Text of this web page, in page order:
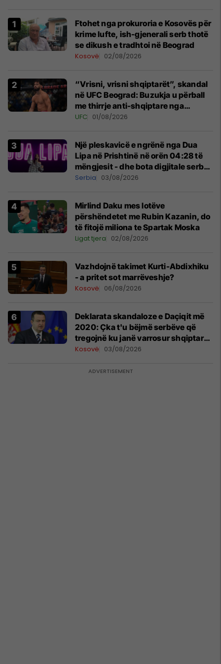
Ftohet nga prokuroria e Kosovës për
krime lufte, ish-gjenerali serb thotë
se dikush e tradhtoi në Beograd
Kosovë 02/08/2026
“Vrisni, vrisni shqiptarët”, skandal
në UFC Beograd: Buzukja u përball
me thirrje anti-shqiptare nga
tribunat
UFC 01/08/2026
Një pleskavicë e ngrënë nga Dua
Lipa në Prishtinë në orën 04:28 të
mëngjesit - dhe bota digjitale serbe
shpall gjendjen e luftës
Serbia 03/08/2026
Mirlind Daku mes lotëve
përshëndetet me Rubin Kazanin, do
të fitojë miliona te Spartak Moska
Ligat tjera 02/08/2026
Vazhdojnë takimet Kurti-Abdixhiku
- a pritet sot marrëveshje?
Kosovë 06/08/2026
​Deklarata skandaloze e Daçiqit më
2020: Çka t'u bëjmë serbëve që
tregojnë ku janë varrosur shqiptarët
në Serbi
Kosovë 03/08/2026